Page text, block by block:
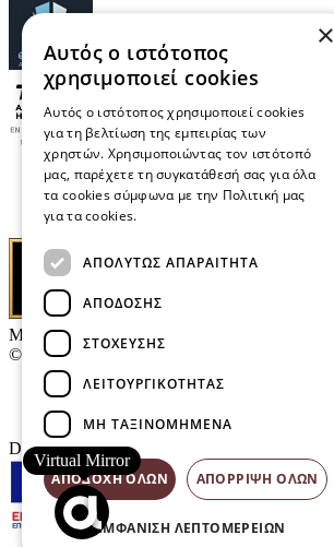
Μαρκάκης Οπτικά
© 2026
Επικοινωνία
E-Volution Awards
Designed & developed by
Virtual Mirror
×
Αυτός ο ιστότοπος
χρησιμοποιεί cookies
Αυτός ο ιστότοπος χρησιμοποιεί cookies
για τη βελτίωση της εμπειρίας των
χρηστών. Χρησιμοποιώντας τον ιστότοπό
μας, παρέχετε τη συγκατάθεσή σας για όλα
τα cookies σύμφωνα με την Πολιτική μας
για τα cookies.
ΑΠΟΛΎΤΩΣ ΑΠΑΡΑΊΤΗΤΑ
ΑΠΌΔΟΣΗΣ
ΣΤΌΧΕΥΣΗΣ
ΛΕΙΤΟΥΡΓΙΚΌΤΗΤΑΣ
ΜΗ ΤΑΞΙΝΟΜΗΜΈΝΑ
ΑΠΟΔΟΧΉ ΌΛΩΝ ΑΠΌΡΡΙΨΗ ΌΛΩΝ
ΕΜΦΆΝΙΣΗ ΛΕΠΤΟΜΕΡΕΙΏΝ